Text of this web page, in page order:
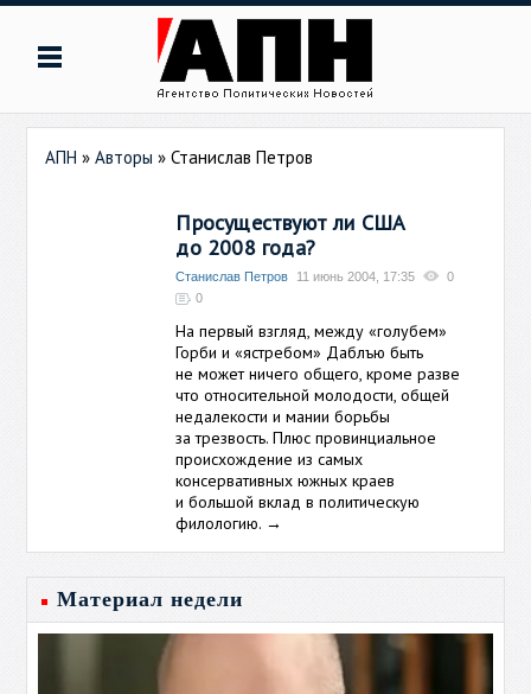
АПН »Авторы »Станислав Петров
Просуществуют ли США
до 2008 года?
Станислав Петров 11 июнь 2004, 17:35
0
0
На первый взгляд, между «голубем»
Горби и «ястребом» Даблъю быть
не может ничего общего, кроме разве
что относительной молодости, общей
недалекости и мании борьбы
за трезвость. Плюс провинциальное
происхождение из самых
консервативных южных краев
и большой вклад в политическую
филологию. →
Материал недели